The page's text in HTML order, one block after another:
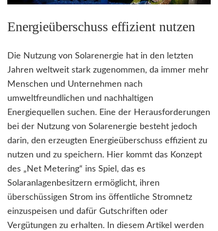
Energieüberschuss effizient nutzen
Die Nutzung von Solarenergie hat in den letzten
Jahren weltweit stark zugenommen, da immer mehr
Menschen und Unternehmen nach
umweltfreundlichen und nachhaltigen
Energiequellen suchen. Eine der Herausforderungen
bei der Nutzung von Solarenergie besteht jedoch
darin, den erzeugten Energieüberschuss effizient zu
nutzen und zu speichern. Hier kommt das Konzept
des „Net Metering“ ins Spiel, das es
Solaranlagenbesitzern ermöglicht, ihren
überschüssigen Strom ins öffentliche Stromnetz
einzuspeisen und dafür Gutschriften oder
Vergütungen zu erhalten. In diesem Artikel werden